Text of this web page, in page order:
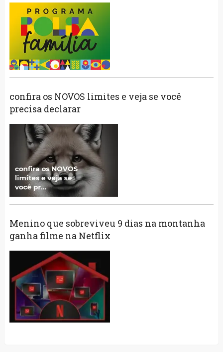
confira os NOVOS limites e veja se você
precisa declarar
Menino que sobreviveu 9 dias na montanha
ganha filme na Netflix